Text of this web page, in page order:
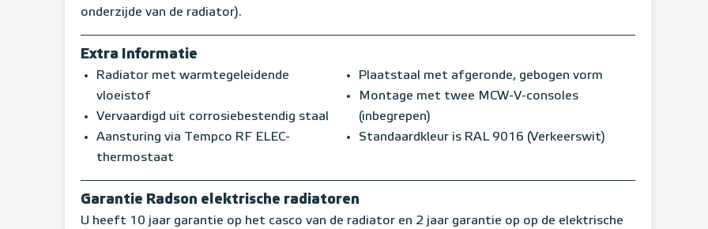
onderzijde van de radiator).
Extra Informatie
Radiator met warmtegeleidende
vloeistof
Vervaardigd uit corrosiebestendig staal
Aansturing via Tempco RF ELEC-
thermostaat
Plaatstaal met afgeronde, gebogen vorm
Montage met twee MCW-V-consoles
(inbegrepen)
Standaardkleur is RAL 9016 (Verkeerswit)
Garantie Radson elektrische radiatoren
U heeft 10 jaar garantie op het casco van de radiator en 2 jaar garantie op op de elektrische